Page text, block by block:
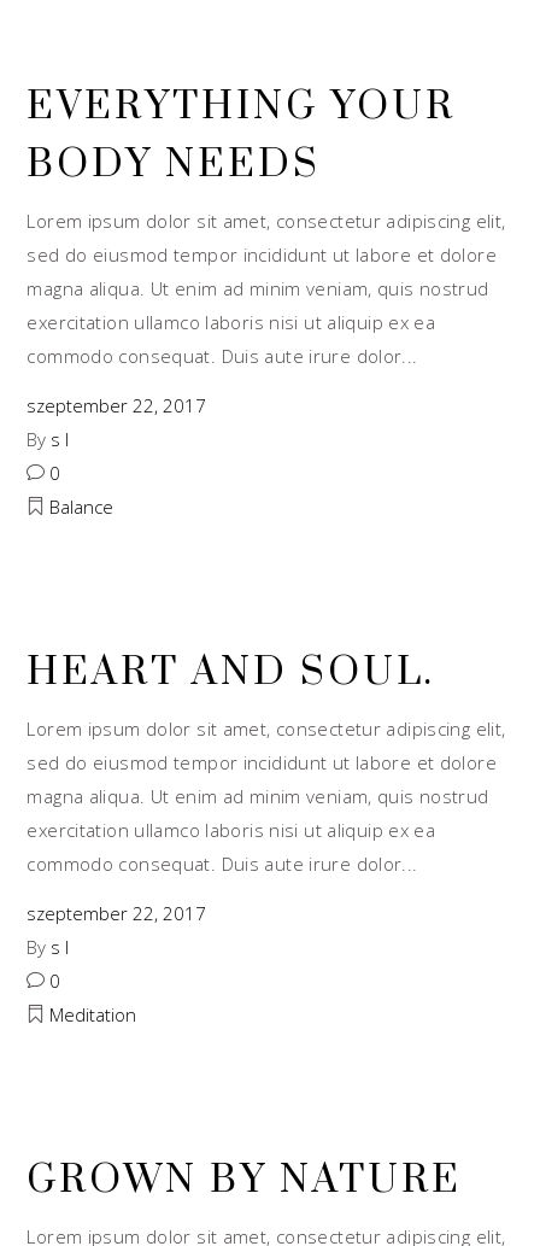
EVERYTHING YOUR
BODY NEEDS
Lorem ipsum dolor sit amet, consectetur adipiscing elit,
sed do eiusmod tempor incididunt ut labore et dolore
magna aliqua. Ut enim ad minim veniam, quis nostrud
exercitation ullamco laboris nisi ut aliquip ex ea
commodo consequat. Duis aute irure dolor
szeptember 22, 2017
By s l
0
Balance
HEART AND SOUL.
Lorem ipsum dolor sit amet, consectetur adipiscing elit,
sed do eiusmod tempor incididunt ut labore et dolore
magna aliqua. Ut enim ad minim veniam, quis nostrud
exercitation ullamco laboris nisi ut aliquip ex ea
commodo consequat. Duis aute irure dolor
szeptember 22, 2017
By s l
0
Meditation
GROWN BY NATURE
Lorem ipsum dolor sit amet, consectetur adipiscing elit,